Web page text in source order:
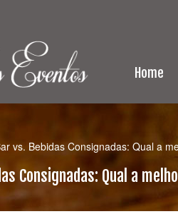
Home
vs. Bebidas Consignadas: Qual a
Consignadas: Qual a